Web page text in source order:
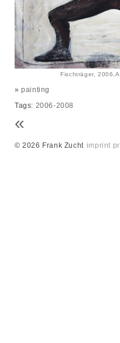
Fischträger,
»painting
Tags: 2006-2008
«
© 2026 Frank Zucht imprint